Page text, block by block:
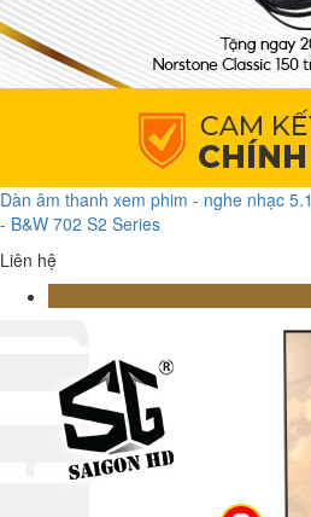
Dàn âm thanh xem phim - nghe nhạc
- B&W 702 S2 Series
Liên hệ